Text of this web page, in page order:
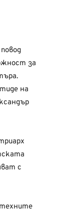
за
на
с
техните